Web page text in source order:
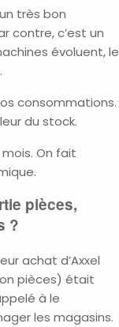
très bon
contre, c’est un
évoluent, le
consommations.
du stock.
On fait
pièces,
?
achat d’Axxel
pièces) était
à le
les magasins.